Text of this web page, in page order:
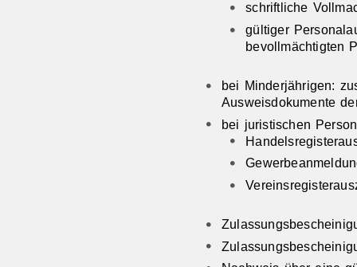
schriftliche
gültiger
bevollmächtigten
bei Minderjährigen:
Ausweisdokumente
bei juristischen